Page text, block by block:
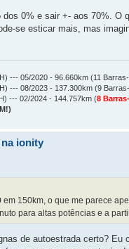
dos 0% e sair +- aos 70%.
se esticar mais, mas
--- 05/2020 - 96.660km (11
--- 08/2023 - 137.300km (9
--- 02/2024 - 144.757km (8
na ionity
150km, o que me parece
para altas potências e a
de autoestrada certo?